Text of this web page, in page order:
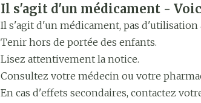
Marques Pfizer
Largeur 60 mm
Longueur 107 mm
Néerlandais
Informations sur la sécurité
Il s'agit d'un médicament -
Il s'agit d'un médicament, pas d'utilisation
Tenir hors de portée des enfants.
Lisez attentivement la notice.
Consultez votre médecin ou votre
En cas d'effets secondaires, contactez